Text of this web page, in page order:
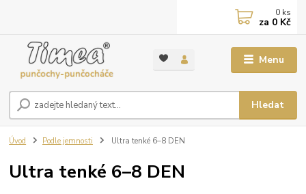
Menu
Hledat
0 ks
za 0 Kč
Úvod Podle jemnosti Ultra tenké 6–8 DEN
Ultra tenké 6–8 DEN